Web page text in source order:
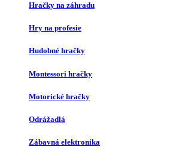
Hračky na záhradu
Hry na profesie
Hudobné hračky
Montessori hračky
Motorické hračky
Odrážadlá
Zábavná elektronika